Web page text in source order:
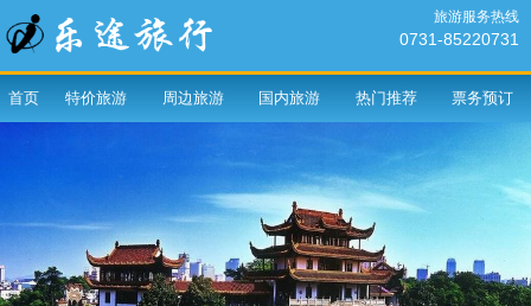
旅游服务热线
0731-85220731
首页 特价旅游 周边旅游 国内旅游 热门推荐 票务预订